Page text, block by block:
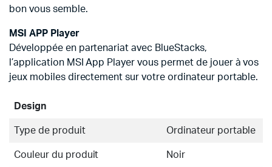
bon vous semble.
MSI APP Player
Développée en partenariat avec BlueStacks,
l’application MSI App Player vous permet de jouer à vos
jeux mobiles directement sur votre ordinateur portable.
Design
Type de produit Ordinateur portable
Couleur du produit Noir